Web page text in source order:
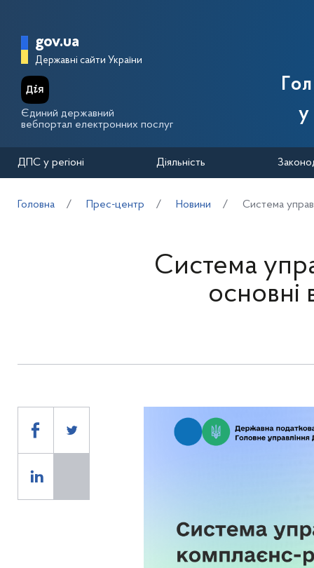
Головна сторінка Державної
gov.ua
Державні сайти України
Єдиний державний
вебпортал електронних послуг
у
ДПС у регіоні Діяльність
Головна Прес-центр Новини Система
Система
основні